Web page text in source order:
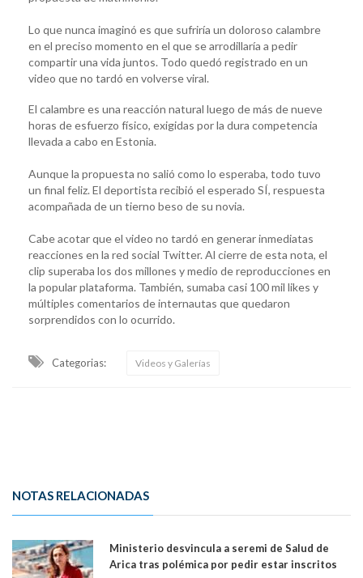
Lo que nunca imaginó es que sufriría un doloroso calambre
en el preciso momento en el que se arrodillaría a pedir
compartir una vida juntos. Todo quedó registrado en un
video que no tardó en volverse viral.
El calambre es una reacción natural luego de más de nueve
horas de esfuerzo físico, exigidas por la dura competencia
llevada a cabo en Estonia.
Aunque la propuesta no salió como lo esperaba, todo tuvo
un final feliz. El deportista recibió el esperado SÍ, respuesta
acompañada de un tierno beso de su novia.
Cabe acotar que el video no tardó en generar inmediatas
reacciones en la red social Twitter. Al cierre de esta nota, el
clip superaba los dos millones y medio de reproducciones en
la popular plataforma. También, sumaba casi 100 mil likes y
múltiples comentarios de internautas que quedaron
sorprendidos con lo ocurrido.
Categorias: Videos y Galerías
NOTAS RELACIONADAS
Ministerio desvincula a seremi de Salud de
Arica tras polémica por pedir estar inscritos